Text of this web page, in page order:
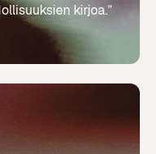
kirjoa.”